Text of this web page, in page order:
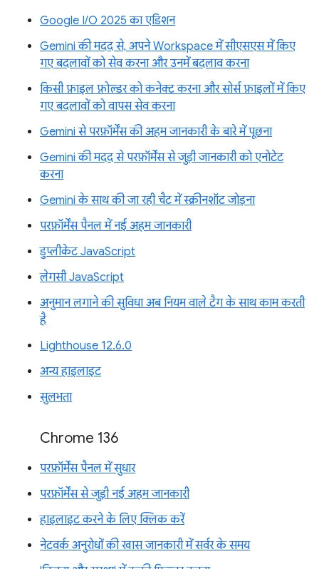
Google I/O 2025 का एडिशन
Gemini की मदद से, अपने Workspace में सीएसएस में किए
गए बदलावों को सेव करना और उनमें बदलाव करना
किसी फ़ाइल फ़ोल्डर को कनेक्ट करना और सोर्स फ़ाइलों में किए
गए बदलावों को वापस सेव करना
Gemini से परफ़ॉर्मेंस की अहम जानकारी के बारे में पूछना
Gemini की मदद से परफ़ॉर्मेंस से जुड़ी जानकारी को एनोटेट
करना
Gemini के साथ की जा रही चैट में स्क्रीनशॉट जोड़ना
परफ़ॉर्मेंस पैनल में नई अहम जानकारी
डुप्लीकेट JavaScript
लेगसी JavaScript
अनुमान लगाने की सुविधा अब नियम वाले टैग के साथ काम करती
है
Lighthouse 12.6.0
अन्य हाइलाइट
सुलभता
Chrome 136
परफ़ॉर्मेंस पैनल में सुधार
परफ़ॉर्मेंस से जुड़ी नई अहम जानकारी
हाइलाइट करने के लिए क्लिक करें
नेटवर्क अनुरोधों की खास जानकारी में सर्वर के समय